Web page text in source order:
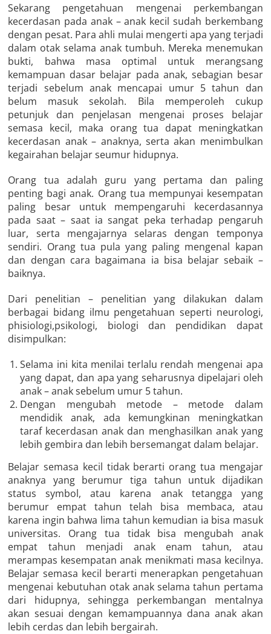
Sekarang pengetahuan mengenai perkembangan
kecerdasan pada anak – anak kecil sudah berkembang
dengan pesat. Para ahli mulai mengerti apa yang terjadi
dalam otak selama anak tumbuh. Mereka menemukan
bukti, bahwa masa optimal untuk merangsang
kemampuan dasar belajar pada anak, sebagian besar
terjadi sebelum anak mencapai umur 5 tahun dan
belum masuk sekolah. Bila memperoleh cukup
petunjuk dan penjelasan mengenai proses belajar
semasa kecil, maka orang tua dapat meningkatkan
kecerdasan anak – anaknya, serta akan menimbulkan
kegairahan belajar seumur hidupnya.
Orang tua adalah guru yang pertama dan paling
penting bagi anak. Orang tua mempunyai kesempatan
paling besar untuk mempengaruhi kecerdasannya
pada saat – saat ia sangat peka terhadap pengaruh
luar, serta mengajarnya selaras dengan temponya
sendiri. Orang tua pula yang paling mengenal kapan
dan dengan cara bagaimana ia bisa belajar sebaik –
baiknya.
Dari penelitian – penelitian yang dilakukan dalam
berbagai bidang ilmu pengetahuan seperti neurologi,
phisiologi,psikologi, biologi dan pendidikan dapat
disimpulkan:
Selama ini kita menilai terlalu rendah mengenai apa
yang dapat, dan apa yang seharusnya dipelajari oleh
anak – anak sebelum umur 5 tahun.
Dengan mengubah metode – metode dalam
mendidik anak, ada kemungkinan meningkatkan
taraf kecerdasan anak dan menghasilkan anak yang
lebih gembira dan lebih bersemangat dalam belajar.
Belajar semasa kecil tidak berarti orang tua mengajar
anaknya yang berumur tiga tahun untuk dijadikan
status symbol, atau karena anak tetangga yang
berumur empat tahun telah bisa membaca, atau
karena ingin bahwa lima tahun kemudian ia bisa masuk
universitas. Orang tua tidak bisa mengubah anak
empat tahun menjadi anak enam tahun, atau
merampas kesempatan anak menikmati masa kecilnya.
Belajar semasa kecil berarti menerapkan pengetahuan
mengenai kebutuhan otak anak selama tahun pertama
dari hidupnya, sehingga perkembangan mentalnya
akan sesuai dengan kemampuannya dana anak akan
lebih cerdas dan lebih bergairah.